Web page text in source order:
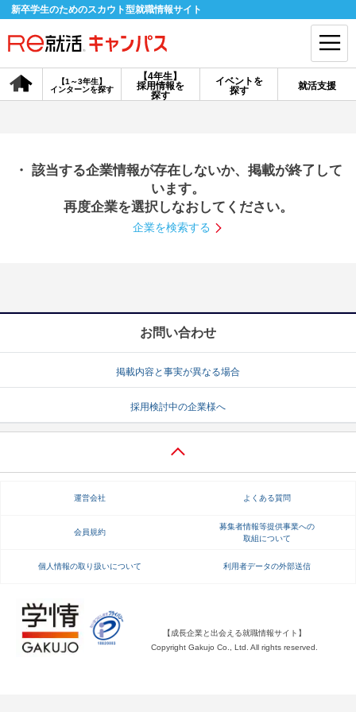
新卒学生のためのスカウト型就職情報サイト
【4年生】
採用情報を
探す
【1～3年生】
インターンを探す
イベントを
探す
就活支援
会員登録 ログイン
探す
【4年生】
説明会を探す
就活ノウハウ・サポート
就活ノウハウが満載！ お役立ち記事・相談室など
就活ニュースペーパー よくある質問
不明点があればこちら
・ 該当する企業情報が存在しないか、掲載が終了して
います。
再度企業を選択しなおしてください。
企業を検索する
お問い合わせ
掲載内容と事実が異なる場合
採用検討中の企業様へ
運営会社 よくある質問
会員規約
募集者情報等提供事業への
取組について
個人情報の取り扱いについて 利用者データの外部送信
【成長企業と出会える就職情報サイト】
Copyright Gakujo Co., Ltd. All rights reserved.